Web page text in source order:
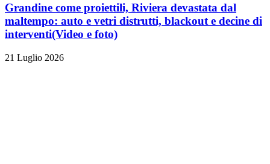
Grandine come proiettili, Riviera devastata dal
maltempo: auto e vetri distrutti, blackout e decine di
interventi(Video e foto)
21 Luglio 2026